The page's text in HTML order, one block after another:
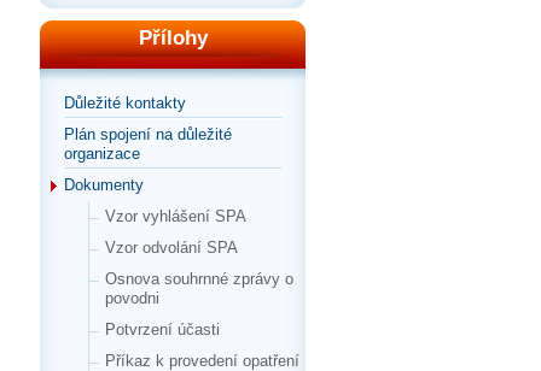
Přílohy
Důležité kontakty
Plán spojení na důležité
organizace
Dokumenty
Vzor vyhlášení SPA
Vzor odvolání SPA
Osnova souhrnné zprávy o
povodni
Potvrzení účasti
Příkaz k provedení opatření